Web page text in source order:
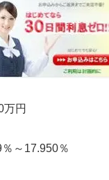
万円
～17.950％